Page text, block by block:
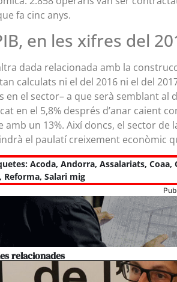
fa cinc anys.
en les xifres del
dada relacionada amb la
calculats ni el del 2016 ni el del
en el sector– a que serà semblant al
en el 5,8% després d’anar caient
amb un 13%. Així doncs, el sector de
el paulatí creixement econòmic
Acoda, Andorra, Assalariats, Coaa,
, Reforma, Salari mig
relacionades